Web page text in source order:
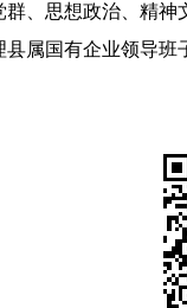
思想政治、精神
属国有企业领导